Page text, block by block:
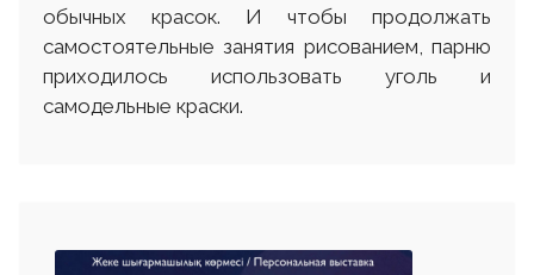
обычных красок. И чтобы продолжать
самостоятельные занятия рисованием, парню
приходилось использовать уголь и
самодельные краски.